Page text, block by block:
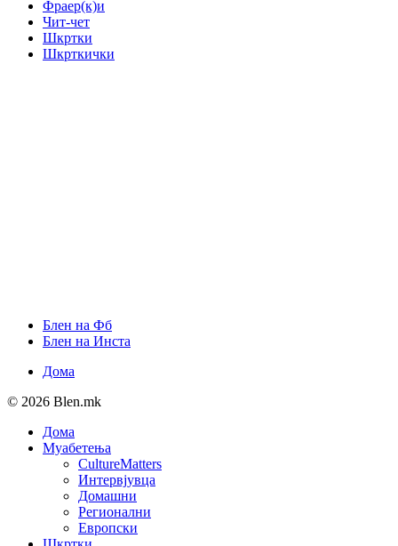
Фраер(к)и
Чит-чет
Шкртки
Шкрткички
Блен на Фб
Блен на Инста
Дома
© 2026 Blen.mk
Дома
Муабетења
CultureMatters
Интервјувца
Домашни
Регионални
Европски